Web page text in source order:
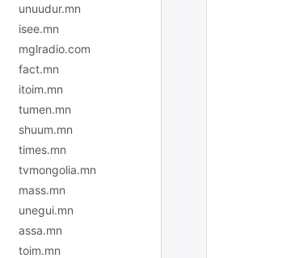
unuudur.mn
isee.mn
mglradio.com
fact.mn
itoim.mn
tumen.mn
shuum.mn
times.mn
tvmongolia.mn
mass.mn
unegui.mn
assa.mn
toim.mn